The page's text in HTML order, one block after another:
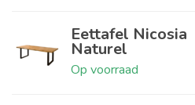
Eettafel Nicosia
Naturel
Op voorraad